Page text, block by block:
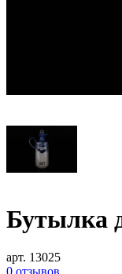
Бутылка
арт. 13025
0 отзывов